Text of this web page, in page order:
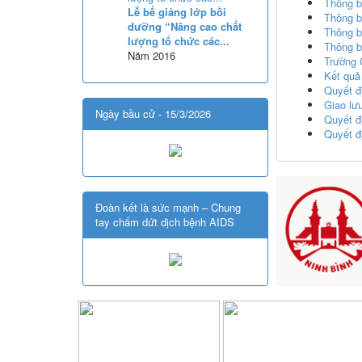
Thông
Thông
Thông
Trường
Kết
Quyết
Giao
Quyết
Quyết
Lễ bế giảng lớp bồi
dưỡng “Nâng cao chất
lượng tổ chức các...
Năm 2016
Ngày bầu cử - 15/3/2026
Đoàn kết là sức mạnh – Chung
tay chấm dứt dịch bệnh AIDS